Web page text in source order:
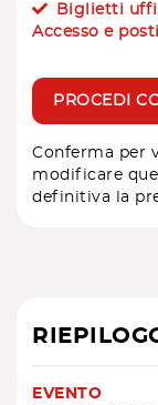
Biglietti
Accesso e
PROCEDI
Conferma per
modificare
definitiva la
EVENTO